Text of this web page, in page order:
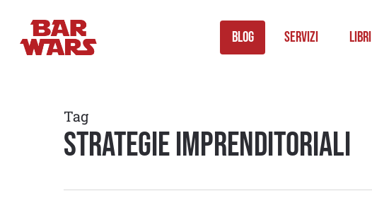
main
Blog Servizi Libri
Tag
strategie imprenditoriali